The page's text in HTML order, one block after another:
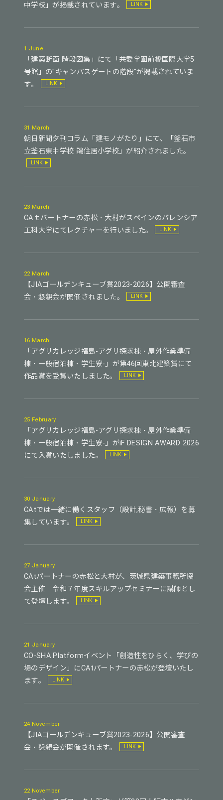
中学校」が掲載されています。
LINK
1 June
「建築断面 階段図集」にて「共愛学園前橋国際大学5
号館」の"キャンパスゲートの階段"が掲載されていま
す。
LINK
31 March
朝日新聞夕刊コラム「建モノがたり」にて、「釜石市
立釜石東中学校 鵜住居小学校」が紹介されました。
LINK
23 March
CAｔパートナーの赤松・大村がスペインのバレンシア
工科大学にてレクチャーを行いました。
LINK
22 March
【JIAゴールデンキューブ賞2023-2026】公開審査
会・懇親会が開催されました。
LINK
16 March
「アグリカレッジ福島-アグリ探求棟・屋外作業準備
棟・一般宿泊棟・学生寮-」が第46回東北建築賞にて
作品賞を受賞いたしました。
LINK
25 February
「アグリカレッジ福島-アグリ探求棟・屋外作業準備
棟・一般宿泊棟・学生寮-」がiF DESIGN AWARD 2026
にて入賞いたしました。
LINK
30 January
CAtでは一緒に働くスタッフ（設計,秘書・広報）を募
集しています。
LINK
27 January
CAtパートナーの赤松と大村が、茨城県建築事務所協
会主催 令和７年度スキルアップセミナーに講師とし
て登壇します。
LINK
21 January
CO-SHA Platformイベント「創造性をひらく、学びの
場のデザイン」にCAtパートナーの赤松が登壇いたし
ます。
LINK
24 November
【JIAゴールデンキューブ賞2023-2026】公開審査
会・懇親会が開催されます。
LINK
22 November